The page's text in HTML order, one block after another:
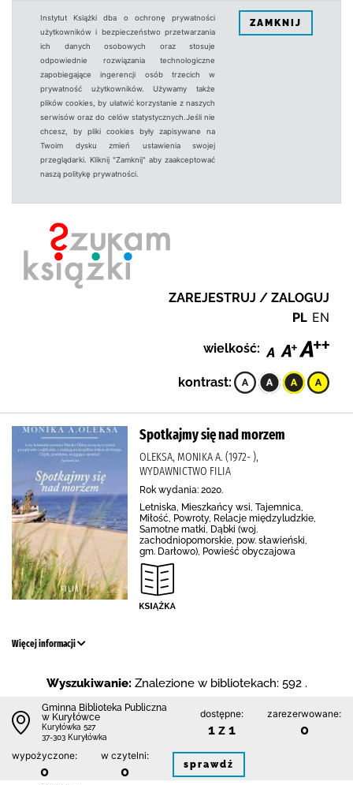
Instytut Książki dba o ochronę prywatności
użytkowników i bezpieczeństwo przetwarzania
ich danych osobowych oraz stosuje
odpowiednie rozwiązania technologiczne
zapobiegające ingerencji osób trzecich w
prywatność użytkowników. Używamy także
plików cookies, by ułatwić korzystanie z naszych
serwisów oraz do celów statystycznych.Jeśli nie
chcesz, by pliki cookies były zapisywane na
Twoim dysku zmień ustawienia swojej
przeglądarki. Kliknij "Zamknij" aby zaakceptować
naszą politykę prywatności.
ZAMKNIJ
ZAREJESTRUJ / ZALOGUJ
PL EN
wielkość:
kontrast:
Spotkajmy się nad morzem
OLEKSA, MONIKA A. (1972- ),
WYDAWNICTWO FILIA
Rok wydania: 2020.
Letniska, Mieszkańcy wsi, Tajemnica,
Miłość, Powroty, Relacje międzyludzkie,
Samotne matki, Dąbki (woj.
zachodniopomorskie, pow. sławieński,
gm. Darłowo), Powieść obyczajowa
Więcej informacji
Wyszukiwanie: Znalezione w bibliotekach: 592 .
Gminna Biblioteka Publiczna
w Kuryłówce
Kuryłówka 527
37-303 Kuryłówka
dostępne:
1 z 1
zarezerwowane:
0
wypożyczone:
0
w czytelni:
0 sprawdź